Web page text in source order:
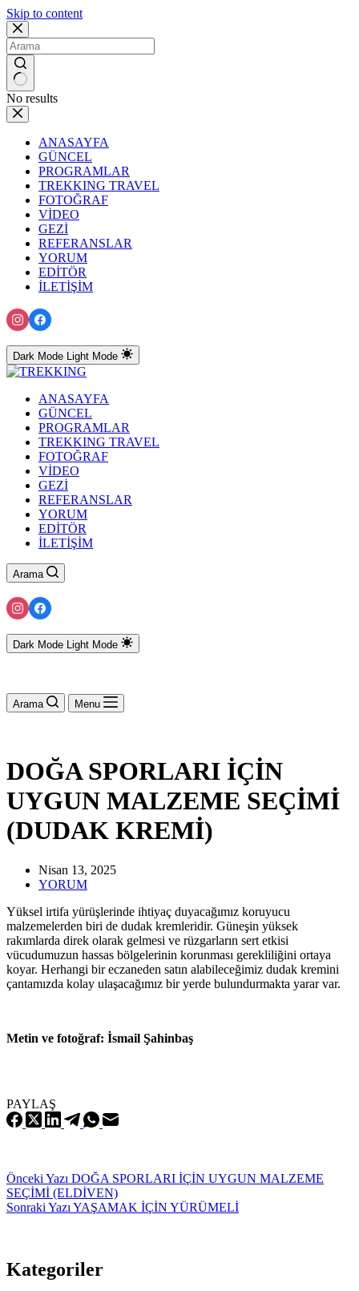
Skip to content
No results
ANASAYFA
GÜNCEL
PROGRAMLAR
TREKKING TRAVEL
FOTOĞRAF
VİDEO
GEZİ
REFERANSLAR
YORUM
EDİTÖR
İLETİŞİM
Dark Mode Light Mode
ANASAYFA
GÜNCEL
PROGRAMLAR
TREKKING TRAVEL
FOTOĞRAF
VİDEO
GEZİ
REFERANSLAR
YORUM
EDİTÖR
İLETİŞİM
Arama
Dark Mode Light Mode
Arama Menu
DOĞA SPORLARI İÇİN
UYGUN MALZEME SEÇİMİ
(DUDAK KREMİ)
Nisan 13, 2025
YORUM
Yüksel irtifa yürüşlerinde ihtiyaç duyacağımız koruyucu
malzemelerden biri de dudak kremleridir. Güneşin yüksek
rakımlarda direk olarak gelmesi ve rüzgarların sert etkisi
vücudumuzun hassas bölgelerinin korunması gerekliliğini ortaya
koyar. Herhangi bir eczaneden satın alabileceğimiz dudak kremini
çantamızda kolay ulaşacağımız bir yerde bulundurmakta yarar var.
Metin ve fotoğraf: İsmail Şahinbaş
PAYLAŞ
Önceki Yazı DOĞA SPORLARI İÇİN UYGUN MALZEME
SEÇİMİ (ELDİVEN)
Sonraki Yazı YAŞAMAK İÇİN YÜRÜMELİ
Kategoriler